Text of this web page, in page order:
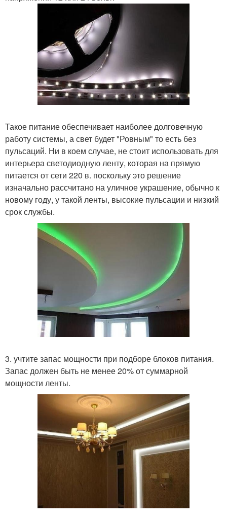
Такое питание обеспечивает наиболее долговечную
работу системы, а свет будет "Ровным" то есть без
пульсаций. Ни в коем случае, не стоит использовать для
интерьера светодиодную ленту, которая на прямую
питается от сети 220 в. поскольку это решение
изначально рассчитано на уличное украшение, обычно к
новому году, у такой ленты, высокие пульсации и низкий
срок службы.
3. учтите запас мощности при подборе блоков питания.
Запас должен быть не менее 20% от суммарной
мощности ленты.